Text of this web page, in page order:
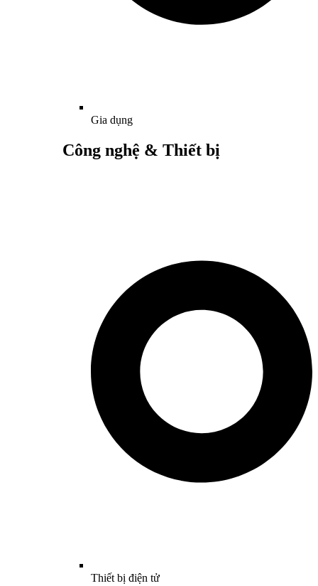
Gia dụng
Công nghệ & Thiết bị
Thiết bị điện tử